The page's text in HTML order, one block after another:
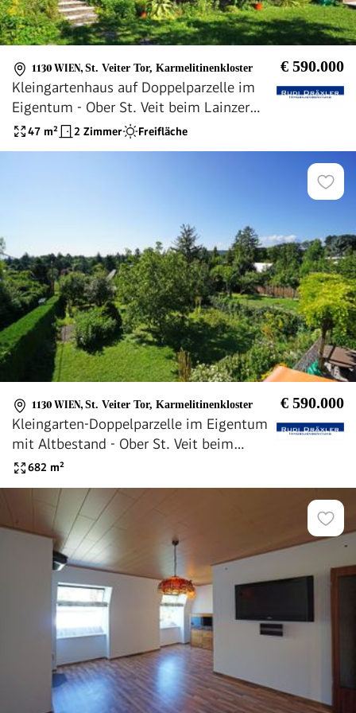
1130 WIEN, St. Veiter Tor, Karmelitinenkloster € 590.000
Kleingartenhaus auf Doppelparzelle im
Eigentum - Ober St. Veit beim Lainzer
Tiergarten
47 m² 2 Zimmer Freifläche
1130 WIEN, St. Veiter Tor, Karmelitinenkloster € 590.000
Kleingarten-Doppelparzelle im Eigentum
mit Altbestand - Ober St. Veit beim
Lainzer Tiergarten
682 m²